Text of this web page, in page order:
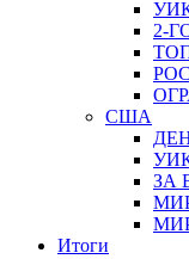
2-
США
ЗА
Итоги